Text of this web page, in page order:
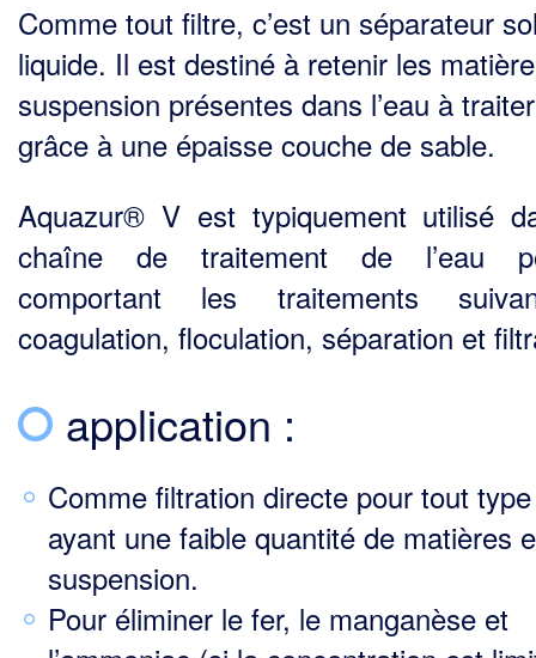
Comme tout filtre, c’est un séparateur
liquide. Il est destiné à retenir les
suspension présentes dans l’eau à traiter
grâce à une épaisse couche de sable.
Aquazur® V est typiquement utilisé
chaîne de traitement de l’eau
comportant les traitements
coagulation, floculation, séparation et
application :
Comme filtration directe pour tout type
ayant une faible quantité de matières
suspension.
Pour éliminer le fer, le manganèse et